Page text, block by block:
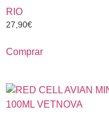
RIO
27,90€
Comprar